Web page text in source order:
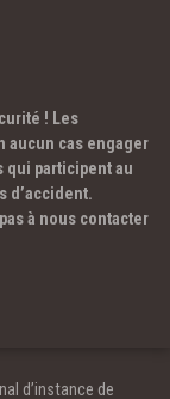
! Les
aucun cas engager
qui participent au
d’accident.
à nous contacter
d’instance de